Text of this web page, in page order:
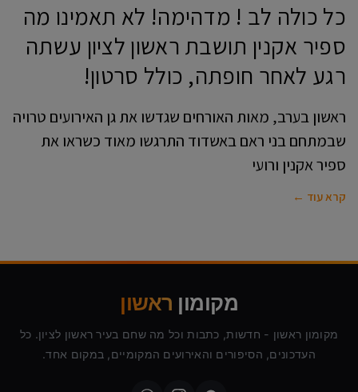
כל כולה לב ! מדהימה! לא תאמינו מה
ספיר אקנין תושבת ראשון לציון עשתה
רגע לאחר חופתה, כולל סרטון!
ראשון בערב, מאות האורחים שגדשו את גן האירועים טרויה
שבמתחם בני ראם באשדוד התרגשו מאוד כשראו את
ספיר אקנין ורועי
קרא עוד ←
מקומון ראשון
מקומון ראשון - חדשות, כתבות וכל מה שחם בעיר ראשון לציון. כל
העדכונים, הסיפורים והאירועים המקומיים, במקום אחד.